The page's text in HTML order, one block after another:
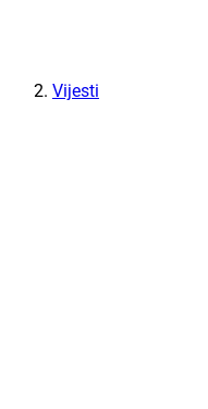
Vijesti